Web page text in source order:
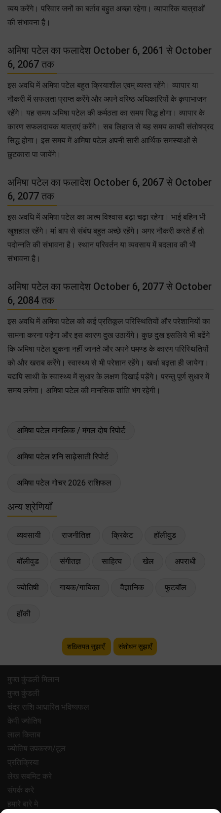
व्यय करेंगे। परिवार जनों का बर्ताव बहुत अच्छा रहेगा। व्यापारिक यात्राओं
की संभावना है।
अमिषा पटेल का फलादेश October 6, 2061 से October
6, 2067 तक
इस अवधि में अमिषा पटेल बहुत क्रियाशील एवम् व्यस्त रहेंगे। व्यापार या
नौकरी में सफलता प्राप्त करेंगे और अपने वरिष्ठ अधिकारियों के कृपाभाजन
रहेंगे। यह समय अमिषा पटेल की कर्मठता का समय सिद्ध होगा। व्यापार के
कारण सफलदायक यात्राएं करेंगे। सब लिहाज से यह समय काफी संतोषप्रद
सिद्ध होगा। इस समय में अमिषा पटेल अपनी सारी आर्थिक समस्याओं से
छुटकारा पा जायेंगे।
अमिषा पटेल का फलादेश October 6, 2067 से October
6, 2077 तक
इस अवधि में अमिषा पटेल का आत्म विश्वास बढ़ा चढ़ा रहेगा। भाई बहिन भी
खुशहाल रहेंगे। मां बाप से संबंध बहुत अच्छे रहेंगे। अगर नौकरी करते हैं तो
पदोन्नति की संभावना है। स्थान परिवर्तन या व्यवसाय में बदलाव की भी
संभावना है।
अमिषा पटेल का फलादेश October 6, 2077 से October
6, 2084 तक
इस अवधि में अमिषा पटेल को कई प्रतिकूल परिस्थितियों और परेशानियों का
सामना करना पड़ेगा और इस कारण दुख उठायेंगे। कुछ दुख इसलिये भी बढेंगे
कि अमिषा पटेल झुकना नहीं जानते और अपने घमण्ड के कारण परिस्थितियों
को और खराब करेंगे। स्वास्थ्य से भी परेशान रहेंगे। खर्चा बढ़ता ही जायेगा।
यद्यपि साथी के स्वास्थ्य में सुधार के लक्षण दिखाई पड़ेंगे। परन्तु पूर्ण सुधार में
समय लगेगा। अमिषा पटेल की मानसिक शांति भंग रहेगी।
अमिषा पटेल मांगलिक / मंगल दोष रिपोर्ट
अमिषा पटेल शनि साढ़ेसाती रिपोर्ट
अमिषा पटेल गोचर 2026 राशिफल
अन्य श्रेणियाँ
व्यवसायी राजनीतिज्ञ क्रिकेट हॉलीवुड
बॉलीवुड संगीतज्ञ साहित्य खेल अपराधी
ज्योतिषी गायक/गायिका वैज्ञानिक फुटबॉल
हॉकी
शख़्सियत सुझाएँ संशोधन सुझाएँ
मुफ्त कुंडली मिलान
मुफ्त कुंडली
चंद्र राशि आधारित भविष्यफल
केपी ज्योतिष
लाल किताब
ज्योतिष उपकरण/टूल
प्रतिक्रिया
लेख सबमिट करे
संपर्क करे
हमारे बारे मे